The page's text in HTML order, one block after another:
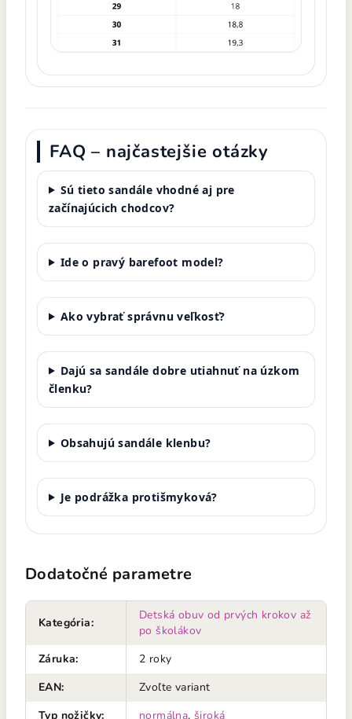
FAQ – najčastejšie otázky
Sú tieto sandále vhodné aj pre
začínajúcich chodcov?
Ide o pravý barefoot model?
Ako vybrať správnu veľkosť?
Dajú sa sandále dobre utiahnuť na úzkom
členku?
Obsahujú sandále klenbu?
Je podrážka protišmyková?
Dodatočné parametre
Kategória:
Detská obuv od prvých krokov až
po školákov
Záruka:
2 roky
EAN:
Zvoľte variant
Typ nožičky: normálna, široká